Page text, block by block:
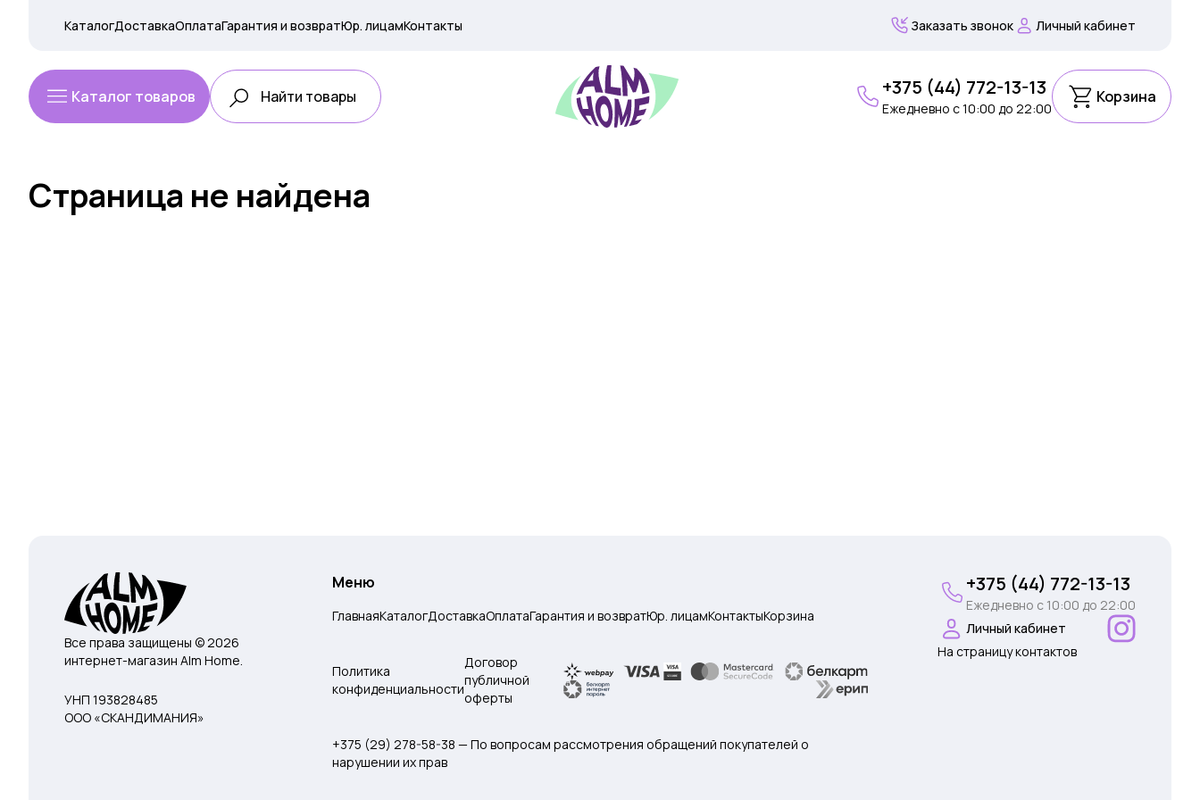
КаталогДоставкаОплатаГарантия и возвратЮр. лицамКонтакты Заказать звонок Личный кабинет
Каталог товаров +375 (44) 772-13-13
Ежедневно c 10:00 до 22:00
Корзина
Страница не найдена
Все права защищены © 2026
интернет-магазин Alm Home.
УНП 193828485
ООО «СКАНДИМАНИЯ»
Меню
ГлавнаяКаталогДоставкаОплатаГарантия и возвратЮр. лицамКонтактыКорзина
Политика
конфиденциальности
Договор
публичной
оферты
+375 (29) 278-58-38 — По вопросам рассмотрения обращений покупателей о
нарушении их прав
+375 (44) 772-13-13
Ежедневно c 10:00 до 22:00
Личный кабинет
На страницу контактов